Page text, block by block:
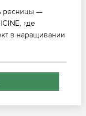
ресницы —
где
в наращивании